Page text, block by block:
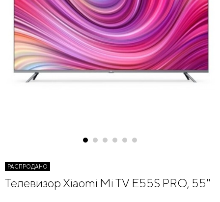
РАСПРОДАНО
Телевизор Xiaomi Mi TV E55S PRO, 55"